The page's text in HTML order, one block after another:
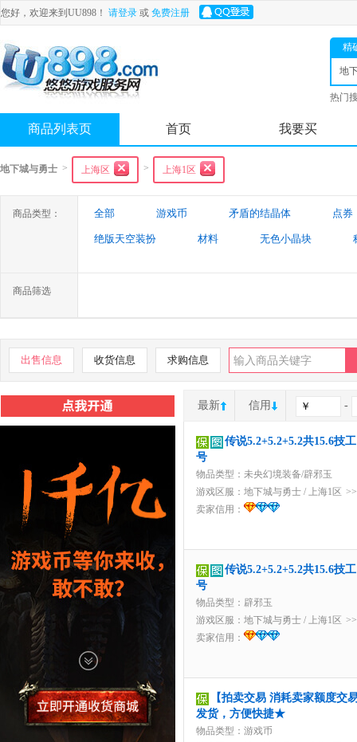
您好，欢迎来到UU898！ 请登录 或 免费注册
精
地
士
热门
商品列表页 首页 我要买
地下城与勇士 > 上海区 > 上海1区
商品类型： 全部 游戏币 矛盾的结晶体 点券
绝版天空装扮 材料 无色小晶块
商品筛选
出售信息 收货信息 求购信息
最新 信用 -
传说5.2+5.2+5.2共15.6技
号
物品类型：未央幻境装备/辟邪玉
游戏区服： 地下城与勇士 / 上海1区
卖家信用：
传说5.2+5.2+5.2共15.6技
号
物品类型：辟邪玉
游戏区服： 地下城与勇士 / 上海1区
卖家信用：
【拍卖交易 消耗卖家额度交
发货，方便快捷★
物品类型：游戏币